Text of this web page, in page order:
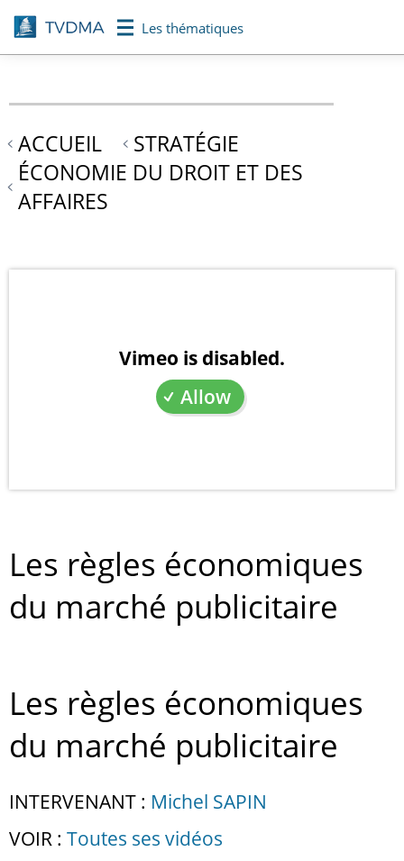
Aller
au
contenu
Les thématiques
ACCUEIL
STRATÉGIE
ÉCONOMIE DU DROIT ET DES
AFFAIRES
Vimeo is disabled.
Allow
Les règles économiques
du marché publicitaire
Les règles économiques
du marché publicitaire
INTERVENANT : Michel SAPIN
VOIR : Toutes ses vidéos